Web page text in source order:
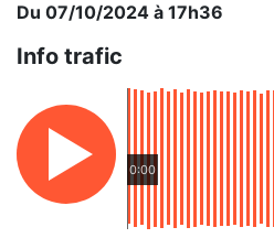
Du 07/10/2024 à 17h36
Info trafic
0:00